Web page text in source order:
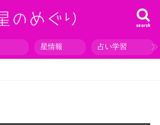
search
星情報 占い学習